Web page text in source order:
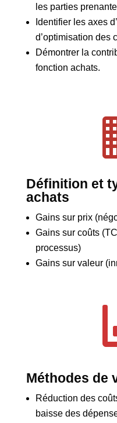
les parties
Identifier les axes
d’optimisation des
Démontrer la
fonction achats.
Définition et
achats
Gains sur prix
Gains sur coûts
processus)
Gains sur valeur
Méthodes de
Réduction des
baisse des